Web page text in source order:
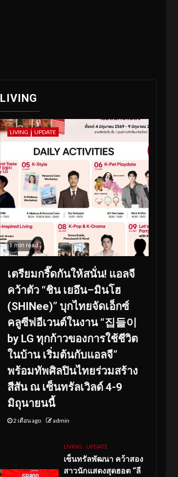
LIVING
LIVING UPDATE
1 min read
เตรียมกรี๊ดกันให้สนั่น! แอลจี
คว้าตัว “ชิน เยอึน–มินโฮ
(SHINee)” บุกไทยจัดเอ็กซ์
คลูซีฟอีเวนต์ในงาน “집들이
by LG ทุกก้าวของการใช้ชีวิต
ในบ้าน เริ่มต้นกับแอลจี”
พร้อมทัพศิลปินไทยร่วมสร้าง
สีสัน ณ เซ็นทรัลเวิลด์ 4-9
มิถุนายนนี้
2 เดือน ago admin
LIVING UPDATE
เซ็นทรัลพัฒนา คว้าสอง
สาวนักแสดงสุดฮอต “ลี